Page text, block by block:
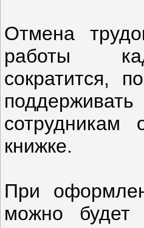
Отмена
работы
сократится,
сотрудникам
книжке.
При
можно будет